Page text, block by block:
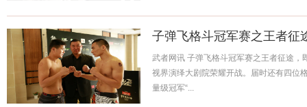
子弹飞格斗冠军赛之王者征
武者网讯 子弹飞格斗冠军赛之王者征途
视界演绎大剧院荣耀开战。届时还有四位
量级冠军“...